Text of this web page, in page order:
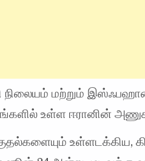
மற்றும்
உள்ள ஈரானின்
உள்ளடக்கிய,